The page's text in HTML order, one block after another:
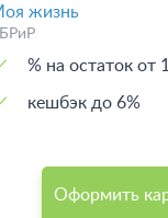
жизнь
% на
кешбэк до 6%
Оформить